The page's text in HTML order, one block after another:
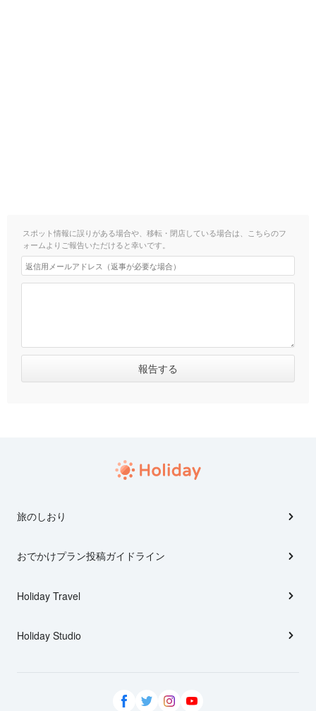
スポット情報に誤りがある場合や、移転・閉店している場合は、こちらのフ
ォームよりご報告いただけると幸いです。
旅のしおり
おでかけプラン投稿ガイドライン
Holiday Travel
Holiday Studio